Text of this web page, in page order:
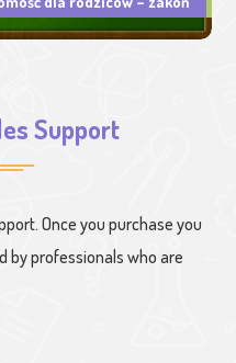
Support
Once you purchase you
by professionals who are